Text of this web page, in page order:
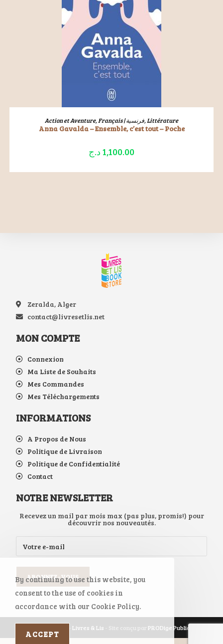
LIRE LA SUITE
Action et Aventure, Français | فرنسية,Littérature
Anna Gavalda – Ensemble, c’est tout – Poche
1,100.00 د.ج
Zeralda, Alger
contact@livresetlis.net
MON COMPTE
Connexion
Ma Liste de Souhaits
Mes Commandes
Mes Téléchargements
INFORMATIONS
A Propos de Nous
Politique de Livraison
Politique de Confidentialité
Contact
NOTRE NEWSLETTER
Recevez un mail par mois max (pas plus, promis!) pour
découvrir nos nouveautés.
Livres & Lis PRODige Publicité
By continuing to use this website, you
consent to the use of cookies in
accordance with our Cookie Policy.
ACCEPT